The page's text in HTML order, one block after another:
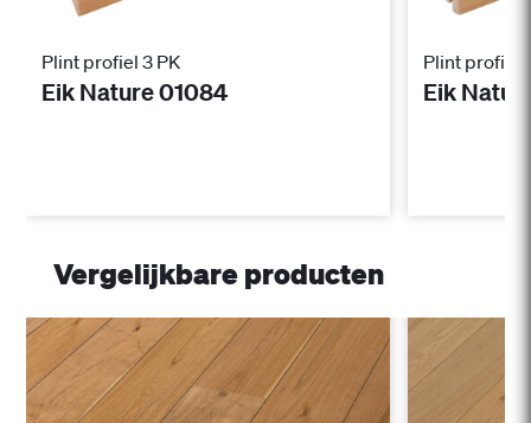
Plint profiel 3 PK
Eik Nature 01084
Plint profiel
Eik
Vergelijkbare producten